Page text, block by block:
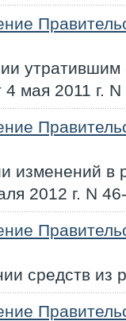
утратившим
мая 2011 г.
изменений в
2012 г. N
средств из